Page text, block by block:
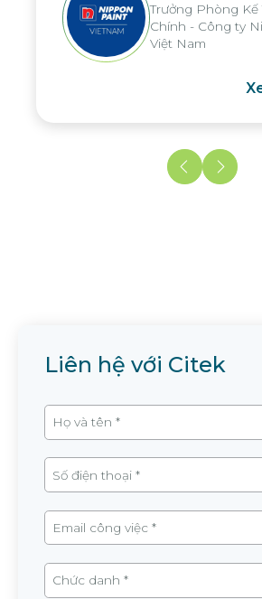
Trưởng Phòng Kế
Chính - Công ty
Việt Nam
Liên hệ với Citek